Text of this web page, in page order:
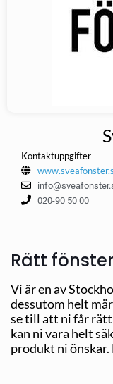
Kontaktuppgifter
020-90 50 00
Rätt
Vi är en av
dessutom helt
se till att ni får
kan ni vara helt
produkt ni